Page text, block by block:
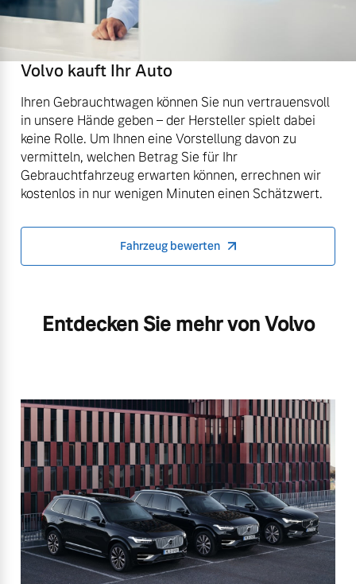
Volvo kauft Ihr Auto
Ihren Gebrauchtwagen können Sie nun vertrauensvoll
in unsere Hände geben – der Hersteller spielt dabei
keine Rolle. Um Ihnen eine Vorstellung davon zu
vermitteln, welchen Betrag Sie für Ihr
Gebrauchtfahrzeug erwarten können, errechnen wir
kostenlos in nur wenigen Minuten einen Schätzwert.
Fahrzeug bewerten
Entdecken Sie mehr von Volvo